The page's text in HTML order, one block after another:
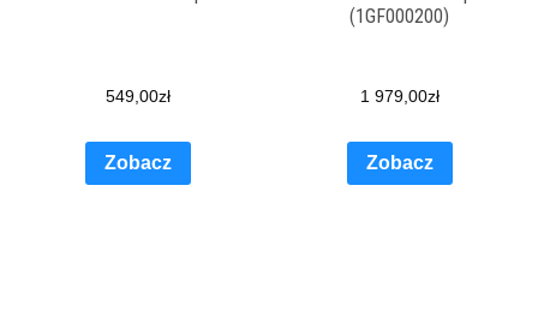
549,00zł
Zobacz
(1GF000200)
1 979,00zł
Zobacz